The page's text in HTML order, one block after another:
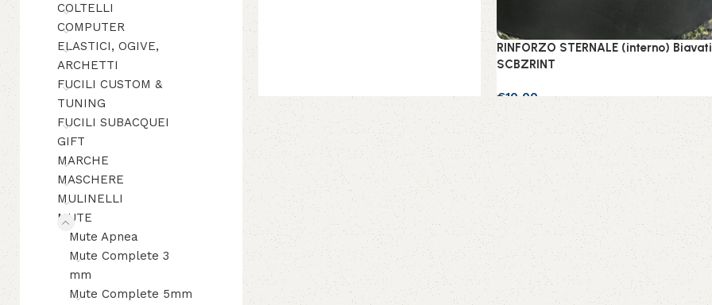
COLTELLI
COMPUTER
ELASTICI, OGIVE,
ARCHETTI
FUCILI CUSTOM &
TUNING
FUCILI SUBACQUEI
GIFT
MARCHE
MASCHERE
MULINELLI
MUTE
Mute Apnea
Mute Complete 3
mm
Mute Complete 5mm
RINFORZO STERNALE (interno) Biavati
SCBZRINT
€10,00
Aggiungi al carrello